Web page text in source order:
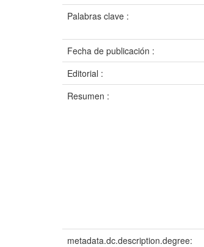
Palabras clave :
Fecha de publicación :
Editorial :
Resumen :
metadata.dc.description.degree: